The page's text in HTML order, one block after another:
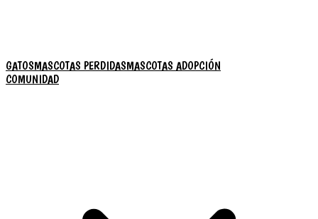
GATOSMASCOTAS PERDIDASMASCOTAS ADOPCIÓN
COMUNIDAD